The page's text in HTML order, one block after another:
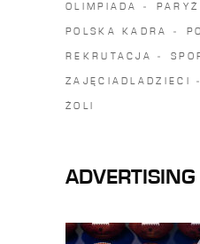
OLIMPIADA PARYŻ
POLSKA KADRA
REKRUTACJA
ZAJĘCIADLADZIECI
ŻOLI
ADVERTISING